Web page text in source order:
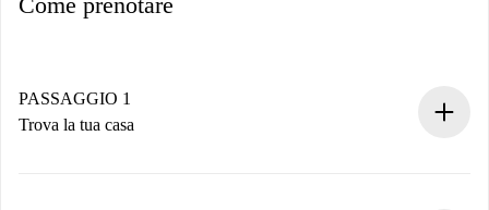
PASSAGGIO 1
Trova la tua casa